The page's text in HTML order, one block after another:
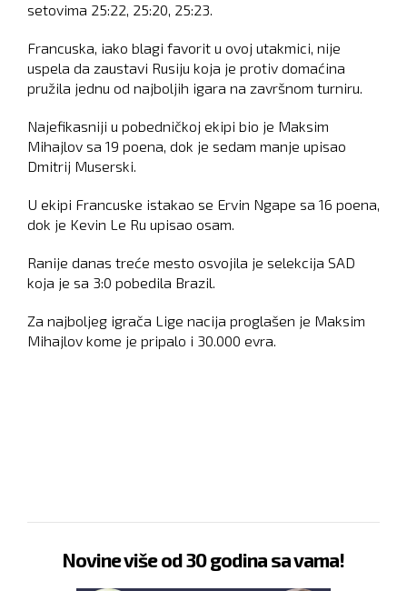
setovima 25:22, 25:20, 25:23.
Francuska, iako blagi favorit u ovoj utakmici, nije
uspela da zaustavi Rusiju koja je protiv domaćina
pružila jednu od najboljih igara na završnom turniru.
Najefikasniji u pobedničkoj ekipi bio je Maksim
Mihajlov sa 19 poena, dok je sedam manje upisao
Dmitrij Muserski.
U ekipi Francuske istakao se Ervin Ngape sa 16 poena,
dok je Kevin Le Ru upisao osam.
Ranije danas treće mesto osvojila je selekcija SAD
koja je sa 3:0 pobedila Brazil.
Za najboljeg igrača Lige nacija proglašen je Maksim
Mihajlov kome je pripalo i 30.000 evra.
Novine više od 30 godina sa vama!